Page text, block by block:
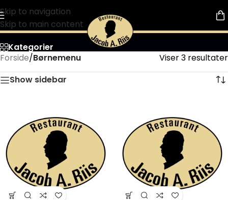
Skip to navigation
Skip to main content
Kategorier
Forside/Børnemenu
Viser 3 resultater
Show sidebar